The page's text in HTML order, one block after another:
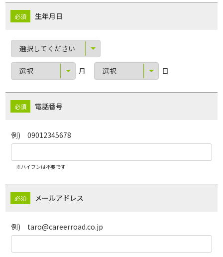
生年月日
月 日
電話番号
例) 09012345678
※ハイフンは不要です
メールアドレス
例) taro@careerroad.co.jp